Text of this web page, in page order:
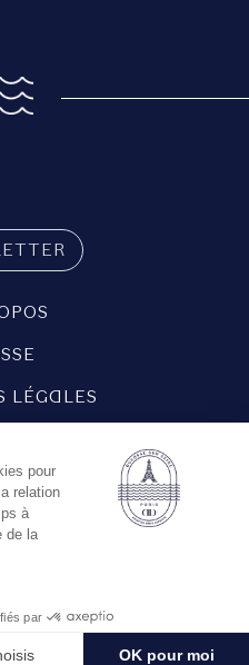
LÉGALES
DES COOKIES
NOUS